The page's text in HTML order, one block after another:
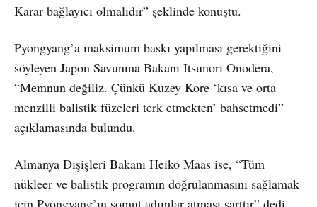
Karar bağlayıcı olmalıdır” şeklinde konuştu.
Pyongyang’a maksimum baskı yapılması gerektiğini
söyleyen Japon Savunma Bakanı Itsunori Onodera,
“Memnun değiliz. Çünkü Kuzey Kore ‘kısa ve orta
menzilli balistik füzeleri terk etmekten’ bahsetmedi”
açıklamasında bulundu.
Almanya Dışişleri Bakanı Heiko Maas ise, “Tüm
nükleer ve balistik programın doğrulanmasını sağlamak
için Pyongyang’ın somut adımlar atması şarttır” dedi.